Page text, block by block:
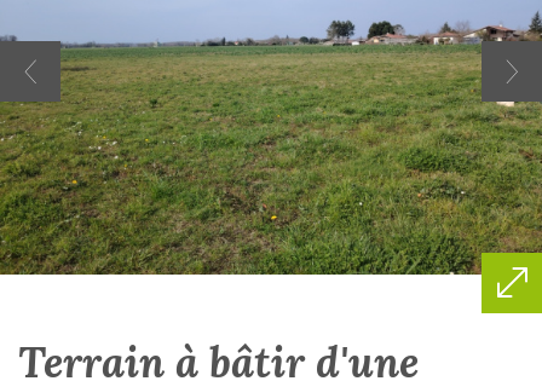
terrain à bâtir d'une